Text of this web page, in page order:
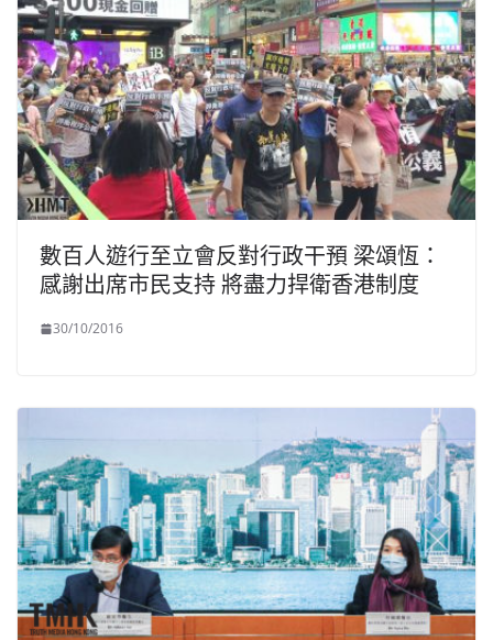
數百人遊行至立會反對行政干預 梁頌恆：
感謝出席市民支持 將盡力捍衛香港制度
30/10/2016